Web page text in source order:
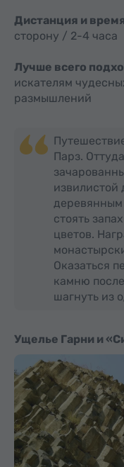
Дистанция и
сторону / 2-4 часа
Лучше всего
искателям
размышлений
Парз.
извилистой
деревянным
стоять
цветов.
Оказаться
камню
шагнуть из
Ущелье Гарни и